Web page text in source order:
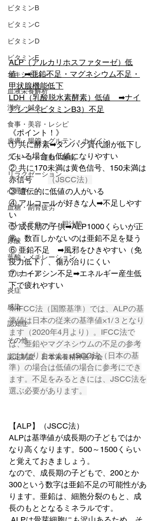
ビタミンB
ビタミンC
ビタミンD
ビタミンE
オキシトシン
血液栄養解析
漢方・鍼灸
食事・美容・レシピ
皮膚・腸管・グルテン・カゼイン
スポーツ・運動・睡眠
リラクゼーション
心理学
血糖・副腎疲労
コレステロール・胆汁酸
尿酸
葉酸・メチレーション
アルコール
炎症
感染
認知症
その他
認定制度 日本栄養精神医学会
ALP（アルカリホスファターゼ）低
値　➡亜鉛不足・マグネシウム不足・
甲状腺機能低下
LDH（乳酸脱水素酵素）低値　➡ナイ
アシン（ビタミンB3）不足
《ポイント！》
① 共に酵素➡タンパク質代謝が低下し
ている場合も低値になりやすい
② 共に170未満は黄色信号、150未満は
赤信号 （JSCC法）
③ 遺伝的に低値の人がいる
④ アルコールが好きな人➡不足しやす
い
⑤ 成長期の子供➡ALP1000くらいが正
常。数百しかないのは亜鉛不足を疑う
⑥ 亜鉛不足　➡風邪をひきやすい（免
疫力低下）、傷が治りにくい
⑦ ナイアシン不足➡エネルギー産生低
下で疲れやすい
※IFCC法（国際基準）では、ALPの基
準値は日本の従来の基準値×1/３となり
ます（2020年4月より）。IFCC法で
は、亜鉛やマグネシウムの不足の参考
にはなりません。JSCC法（日本の基
準）の場合は低値の場合に参考にでき
ます。不足をみるときには、JSCC法を
選ぶ必要があります。
【ALP】（JSCC法）
ALPは基準値が成長期の子どもではか
なり高くなります。500～1500くらい
と覚えておきましょう。
なので、成長期の子どもで、200とか
300という数字は亜鉛不足の可能性があ
ります。亜鉛は、細胞分裂のもと、成
長のもととなるミネラルです。